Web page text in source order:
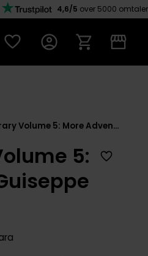
4,6/5 over 5000 omtaler
The Manara Library Volume 5: More Adventures Of Guiseppe Bergman
5: